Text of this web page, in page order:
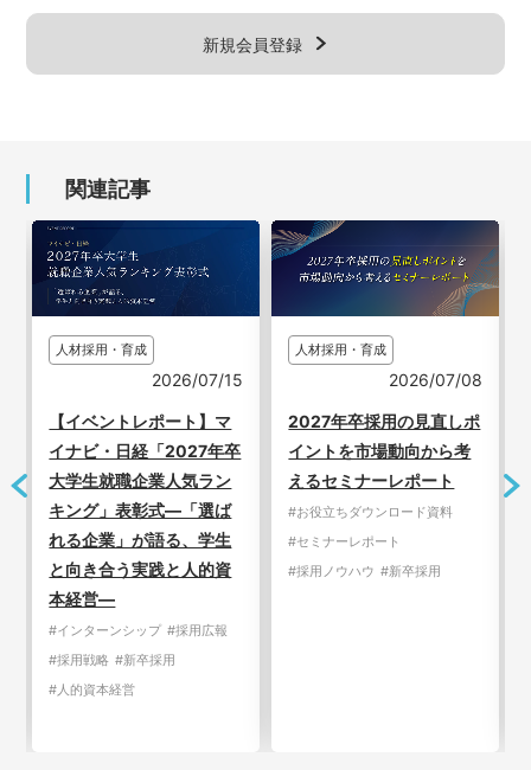
新規会員登録
関連記事
人材採用・育成
2026/07/15
【イベントレポート】マ
イナビ・日経「2027年卒
大学生就職企業人気ラン
キング」表彰式―「選ば
れる企業」が語る、学生
と向き合う実践と人的資
本経営―
#インターンシップ #採用広報
#採用戦略 #新卒採用
#人的資本経営
人材採用・育成
2026/07/08
2027年卒採用の見直しポ
イントを市場動向から考
えるセミナーレポート
#お役立ちダウンロード資料
#セミナーレポート
#採用ノウハウ #新卒採用